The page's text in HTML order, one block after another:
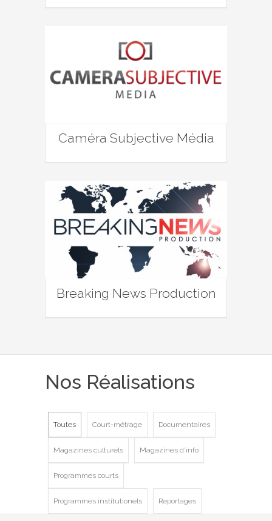
Caméra Subjective Média
Breaking News Production
Nos Réalisations
Toutes Court-métrage Documentaires
Magazines culturels Magazines d'info
Programmes courts
Programmes institutionels Reportages